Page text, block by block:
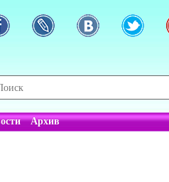
Архив